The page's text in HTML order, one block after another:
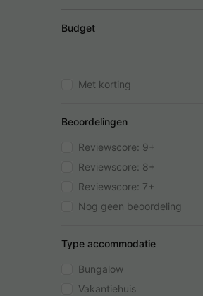
Budget
Met korting
Beoordelingen
Reviewscore: 9+
Reviewscore: 8+
Reviewscore: 7+
Nog geen beoordeling
Type accommodatie
Bungalow
Vakantiehuis